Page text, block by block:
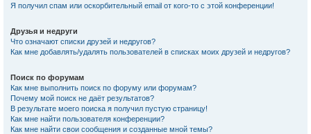
Я получил спам или оскорбительный email от кого-то с этой конференции!
Друзья и недруги
Что означают списки друзей и недругов?
Как мне добавлять/удалять пользователей в списках моих друзей и недругов?
Поиск по форумам
Как мне выполнить поиск по форуму или форумам?
Почему мой поиск не даёт результатов?
В результате моего поиска я получил пустую страницу!
Как мне найти пользователя конференции?
Как мне найти свои сообщения и созданные мной темы?